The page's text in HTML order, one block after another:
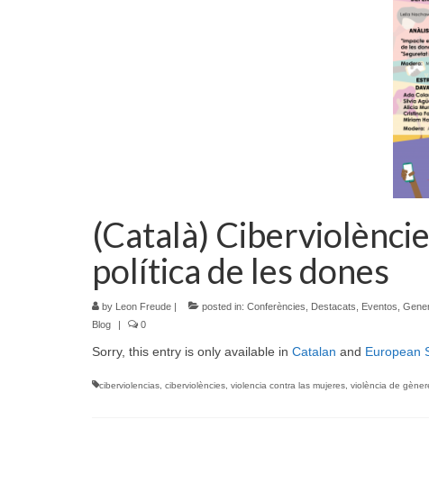
(Català)
política de les dones
by Leon Freude | posted in: Conferències Destacats Eventos
Blog
| 0
Sorry, this entry is only available in Catalan and European
ciberviolencias ciberviolències violencia contra las mujeres violència de